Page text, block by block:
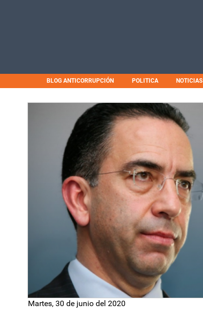
BLOG ANTICORRUPCIÓN POLITICA NOTICIAS
Martes, 30 de junio del 2020